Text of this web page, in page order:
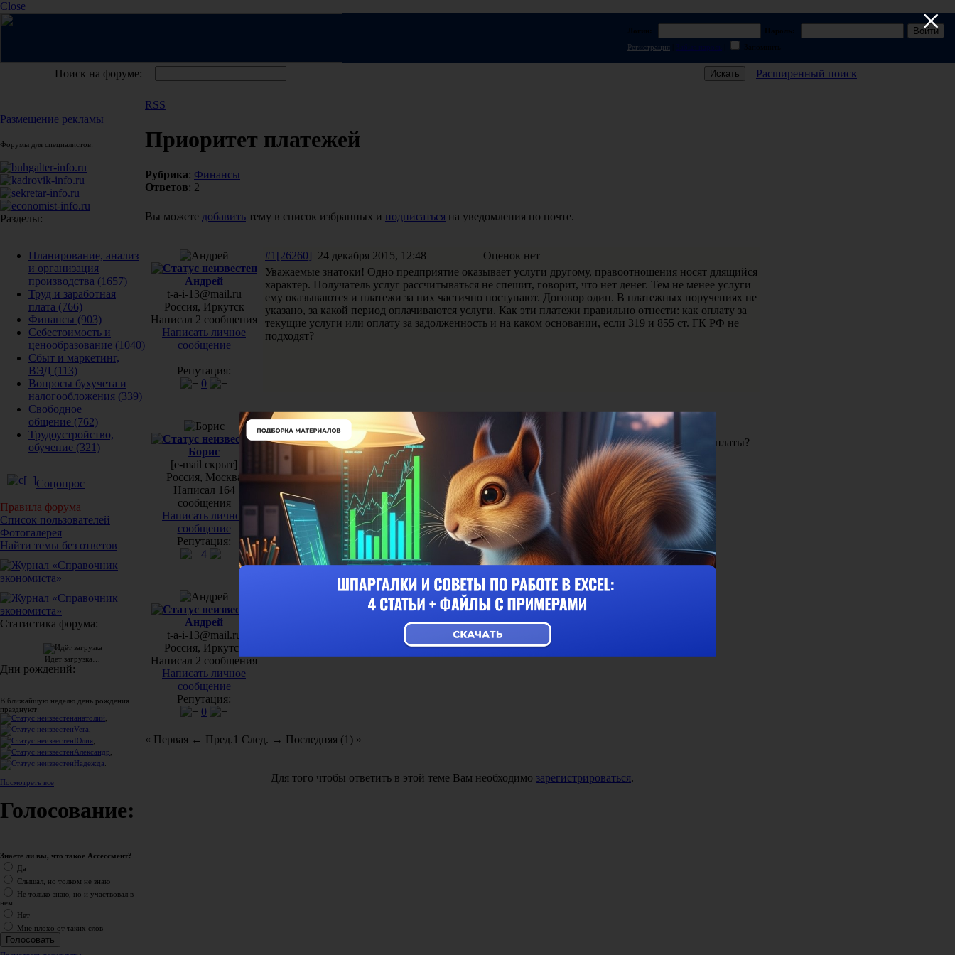
Close
Регистрация
Забыл пароль
Поиск на форуме: Расширенный поиск
Размещение рекламы
Форумы для специалистов:
Разделы:
Планирование, анализ
и организация
производства (1657)
Труд и заработная
плата (766)
Финансы (903)
Себестоимость и
ценообразование (1040)
Сбыт и маркетинг,
ВЭД (113)
Вопросы бухучета и
налогообложения (339)
Свободное
общение (762)
Трудоустройство,
обучение (321)
Соцопрос
Правила форума
Список пользователей
Фотогалерея
Найти темы без ответов
Статистика форума:
Идёт загрузка…
Дни рождений:
В ближайшую неделю день рождения
празднуют:
анатолий
Vera
Юлия
Александр
Надежда
Посмотреть все
Голосование:
Знаете ли вы, что такое Ассессмент?
Да
Слышал, но толком не знаю
Не только знаю, но и участвовал в
нем
Нет
Мне плохо от таких слов
RSS
Приоритет платежей
Рубрика: Финансы
Ответов: 2
Вы можете добавить тему в список избранных и подписаться на уведомления по почте.
Андрей
t-a-i-13@mail.ru
Россия, Иркутск
Написал 2 сообщения
Написать личное
сообщение
Репутация:
0
#1[26260] 24 декабря 2015, 12:48
Оценок нет
Уважаемые знатоки! Одно предприятие оказывает услуги другому, правоотношения носят длящийся
характер. Получатель услуг рассчитываться не спешит, говорит, что нет денег. Тем не менее услуги
ему оказываются и платежи за них частично поступают. Договор один. В платежных поручениях не
указано, за какой период оплачиваются услуги. Как эти платежи правильно отнести: как оплату за
текущие услуги или оплату за задолженность и на каком основании, если 319 и 855 ст. ГК РФ не
подходят?
Борис
[e-mail скрыт]
Россия, Москва
Написал 164
сообщения
Написать личное
сообщение
Репутация:
4
#2[26261]24 декабря 2015, 17:25
желательно объяснить почему 319ст.ГК не подходит. В договоре не указан порядок и срок оплаты?
Андрей
t-a-i-13@mail.ru
Россия, Иркутск
Написал 2 сообщения
Написать личное
сообщение
Репутация:
0
26 декабря 2015, 1:38
Спасибо,кажется разорбрался
« Первая ← Пред.1 След. → Последняя (1) »
Для того чтобы ответить в этой теме Вам необходимо зарегистрироваться.
×